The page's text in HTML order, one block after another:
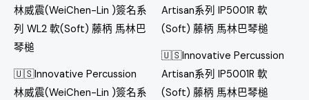
🇺🇸Innovative Percussion
林威震(WeiChen-Lin )簽名系
🇺🇸Innovative Percussion
Artisan系列 IP5001R 軟
(Soft) 藤柄 馬林巴琴槌